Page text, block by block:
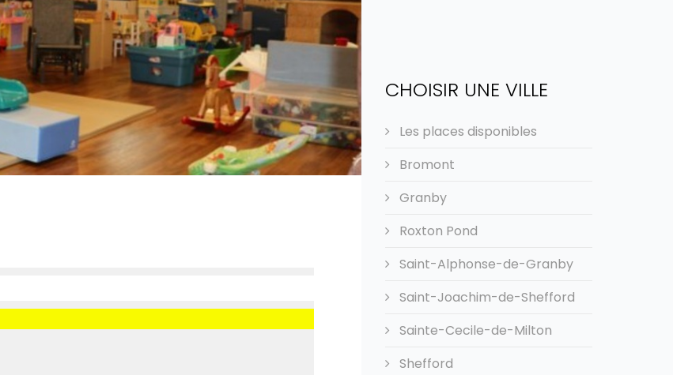
CHOISIR UNE VILLE
Les places disponibles
Bromont
Granby
Roxton Pond
Saint-Alphonse-de-Granby
Saint-Joachim-de-Shefford
Sainte-Cecile-de-Milton
Shefford